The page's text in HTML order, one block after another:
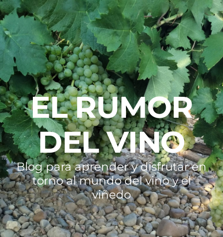
EL RUMOR
DEL VINO
Blog para aprender y disfrutar en
torno al mundo del vino y el
viñedo